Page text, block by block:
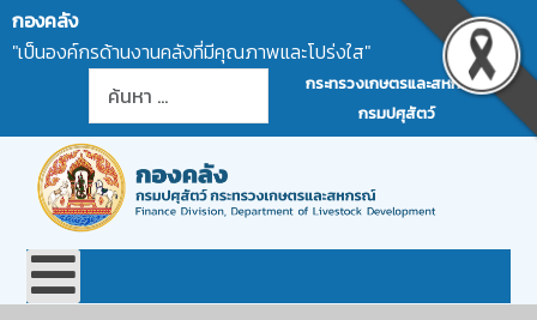
กองคลัง
"เป็นองค์กรด้านงานคลังที่มีคุณภาพและโปร่งใส"
กระทรวงเกษตรและสหกรณ์
กรมปศุสัตว์